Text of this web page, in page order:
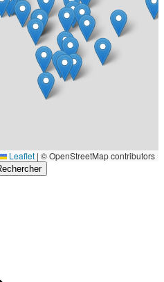
Leaflet | © OpenStreetMap contributors